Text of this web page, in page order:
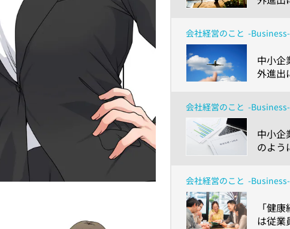
編） ～
知って
か？
会社経営のこと -Business-
中小企
外進出
編） ～
ルスタ
素早い
会社経営のこと -Business-
中小企
のよう
承継の
ポイン
説
会社経営のこと -Business-
「健康
は従業